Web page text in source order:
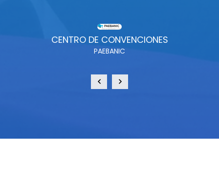
CENTRO DE CONVENCIONES
PAEBANIC